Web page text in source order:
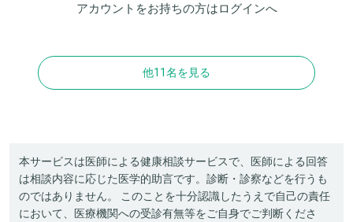
アカウントをお持ちの方はログインへ
他11名を見る
本サービスは医師による健康相談サービスで、医師による回答
は相談内容に応じた医学的助言です。診断・診察などを行うも
のではありません。 このことを十分認識したうえで自己の責任
において、医療機関への受診有無等をご自身でご判断くださ